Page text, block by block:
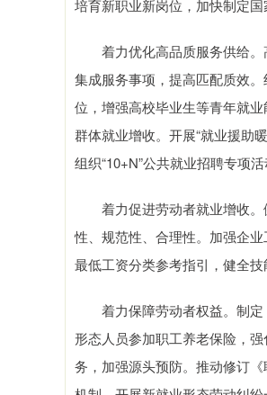
培育新职业新岗位，加快制定
着力优化高品质服务供给。
集成服务事项，提高匹配质效
位，增强高校毕业生等青年就
群体就业增收。开展“就业援助
组织“10+N”公共就业招聘专项
着力促进劳动者就业增收。
性、规范性、合理性。加强企
最低工资分类参考指引，健全
着力保障劳动者权益。制定
形态人员参加职工养老保险，
务，加强源头预防。推动修订